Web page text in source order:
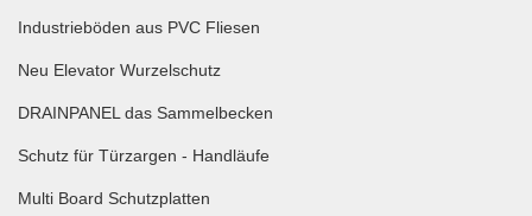
Industrieböden aus PVC Fliesen
Neu Elevator Wurzelschutz
DRAINPANEL das Sammelbecken
Schutz für Türzargen - Handläufe
Multi Board Schutzplatten